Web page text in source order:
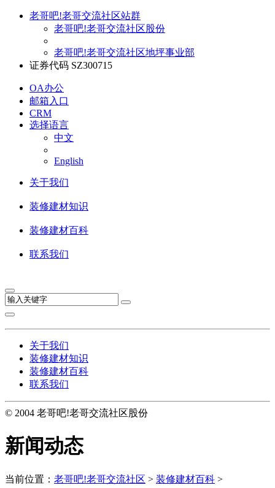
老哥吧!老哥交流社区站群
老哥吧!老哥交流社区股份
老哥吧!老哥交流社区地坪事业部
证券代码 SZ300715
OA办公
邮箱入口
CRM
选择语言
中文
English
关于我们
装修建材知识
装修建材百科
联系我们
关于我们
装修建材知识
装修建材百科
联系我们
© 2004 老哥吧!老哥交流社区股份
新闻动态
当前位置： 老哥吧!老哥交流社区 > 装修建材百科 >